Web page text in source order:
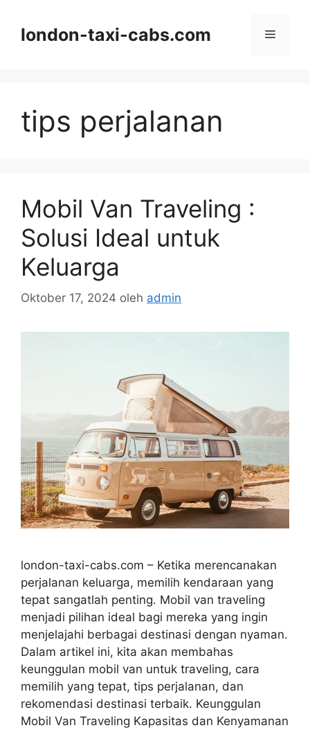
london-taxi-cabs.com Menu
tips perjalanan
Mobil Van Traveling :
Solusi Ideal untuk
Keluarga
Oktober 17, 2024 oleh admin
london-taxi-cabs.com – Ketika merencanakan
perjalanan keluarga, memilih kendaraan yang
tepat sangatlah penting. Mobil van traveling
menjadi pilihan ideal bagi mereka yang ingin
menjelajahi berbagai destinasi dengan nyaman.
Dalam artikel ini, kita akan membahas
keunggulan mobil van untuk traveling, cara
memilih yang tepat, tips perjalanan, dan
rekomendasi destinasi terbaik. Keunggulan
Mobil Van Traveling Kapasitas dan Kenyamanan